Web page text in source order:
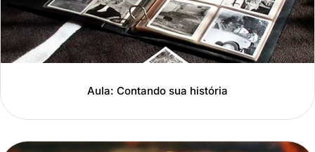
Aula: Contando sua história